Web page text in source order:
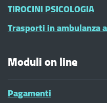
TIROCINI PSICOLOGIA
Trasporti in ambulanza
Moduli on line
Pagamenti